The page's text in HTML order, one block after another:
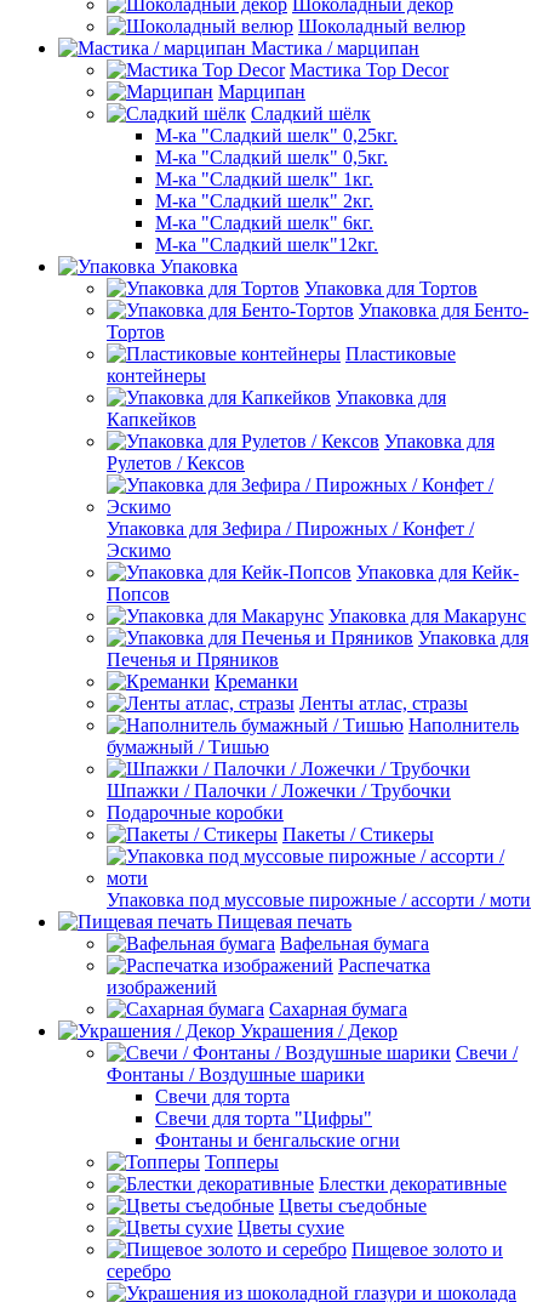
Шоколадный декор
Шоколадный велюр
Мастика / марципан
Мастика Top Decor
Марципан
Сладкий шёлк
М-ка "Сладкий шелк" 0,25кг.
М-ка "Сладкий шелк" 0,5кг.
М-ка "Сладкий шелк" 1кг.
М-ка "Сладкий шелк" 2кг.
М-ка "Сладкий шелк" 6кг.
М-ка "Сладкий шелк"12кг.
Упаковка
Упаковка для Тортов
Упаковка для Бенто-
Тортов
Пластиковые
контейнеры
Упаковка для
Капкейков
Упаковка для
Рулетов / Кексов
Упаковка для Зефира / Пирожных / Конфет /
Эскимо
Упаковка для Кейк-
Попсов
Упаковка для Макарунс
Упаковка для
Печенья и Пряников
Креманки
Ленты атлас, стразы
Наполнитель
бумажный / Тишью
Шпажки / Палочки / Ложечки / Трубочки
Подарочные коробки
Пакеты / Стикеры
Упаковка под муссовые пирожные / ассорти / моти
Пищевая печать
Вафельная бумага
Распечатка
изображений
Сахарная бумага
Украшения / Декор
Свечи /
Фонтаны / Воздушные шарики
Свечи для торта
Свечи для торта "Цифры"
Фонтаны и бенгальские огни
Топперы
Блестки декоративные
Цветы съедобные
Цветы сухие
Пищевое золото и
серебро